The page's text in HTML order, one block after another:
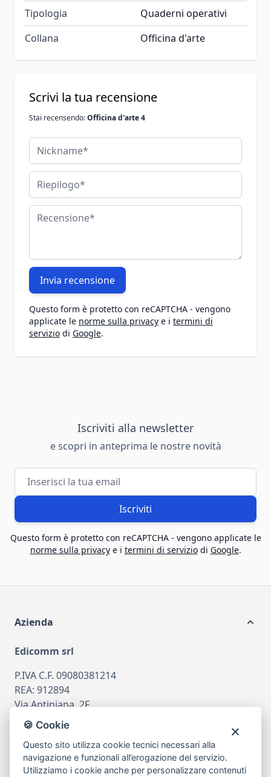
Tipologia
Quaderni operativi
Collana
Officina d'arte
Scrivi la tua recensione
Stai recensendo:Officina d'arte 4
Nickname
Riepilogo
Recensione
Invia recensione
Questo form è protetto con reCAPTCHA - vengono
applicate le norme sulla privacy e i termini di
servizio di Google.
Iscriviti alla newsletter
e scopri in anteprima le nostre novità
Indirizzo email
Iscriviti
Questo form è protetto con reCAPTCHA - vengono applicate le
norme sulla privacye i termini di serviziodi Google.
Azienda
Edicomm srl
P.IVA C.F. 09080381214
REA: 912894
Via Antiniana, 2F
80078 Pozzuoli
tel081.7515380
emailinfo@edicomm.it
🍪 Cookie
Questo sito utilizza cookie tecnici necessari alla
navigazione e funzionali all’erogazione del servizio.
Utilizziamo i cookie anche per personalizzare contenuti